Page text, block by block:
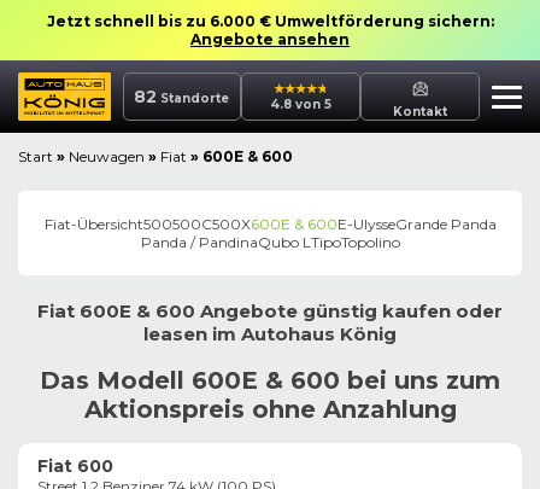
Jetzt schnell bis zu 6.000 € Umweltförderung sichern:
Angebote ansehen
82 Standorte 4.8 von 5 Kontakt
Start » Neuwagen » Fiat » 600E & 600
Fiat-Übersicht500500C500X600E & 600E-UlysseGrande Panda
Panda / PandinaQubo LTipoTopolino
Fiat 600E & 600 Angebote günstig kaufen oder
leasen im Autohaus König
Das Modell 600E & 600 bei uns zum
Aktionspreis ohne Anzahlung
Fiat 600